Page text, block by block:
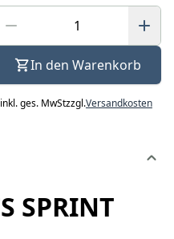
In den Warenkorb
inkl. ges. MwStzzgl.Versandkosten
SPRINT